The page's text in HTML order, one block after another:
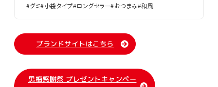
#グミ#小袋タイプ#ロングセラー#おつまみ#和風
ブランドサイトはこちら
男梅感謝祭 プレゼントキャンペー